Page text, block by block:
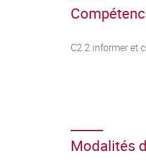
C2.2 informer et
Modalités